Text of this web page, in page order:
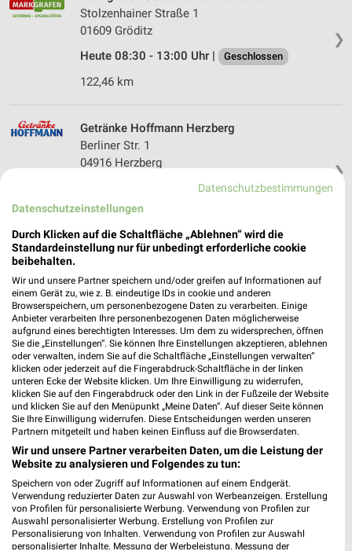
❯
Stolzenhainer Straße 1
01609 Gröditz
Heute 08:30 - 13:00 Uhr |
Geschlossen
122,46 km
❯
Getränke Hoffmann Herzberg
Berliner Str. 1
04916 Herzberg
Heute 09:00 - 18:00 Uhr | Geöffnet
92,23 km • Angebote: 1 Prospekt
Ernst-Thälmann-Str. 1 C
02991 Leippe-Torno
Heute 08:00 - 20:00 Uhr | Geöffnet
129,05 km
bilgro Getränke Lübben
An der Exerzierhalle 1
15907 Lübben
Heute 08:30 - 16:00 Uhr | Schließt in 57 Min.
71,95 km • Angebote: 1 Prospekt
Getränke Hoffmann Burg
Raiffeisenstr. 6
Datenschutzbestimmungen
Datenschutzeinstellungen
Durch Klicken auf die Schaltfläche „Ablehnen“ wird die
Standardeinstellung nur für unbedingt erforderliche cookie
beibehalten.
Wir und unsere Partner speichern und/oder greifen auf Informationen auf
einem Gerät zu, wie z. B. eindeutige IDs in cookie und anderen
Browserspeichern, um personenbezogene Daten zu verarbeiten. Einige
Anbieter verarbeiten Ihre personenbezogenen Daten möglicherweise
aufgrund eines berechtigten Interesses. Um dem zu widersprechen, öffnen
Sie die „Einstellungen“. Sie können Ihre Einstellungen akzeptieren, ablehnen
oder verwalten, indem Sie auf die Schaltfläche „Einstellungen verwalten“
klicken oder jederzeit auf die Fingerabdruck-Schaltfläche in der linken
unteren Ecke der Website klicken. Um Ihre Einwilligung zu widerrufen,
klicken Sie auf den Fingerabdruck oder den Link in der Fußzeile der Website
und klicken Sie auf den Menüpunkt „Meine Daten“. Auf dieser Seite können
Sie Ihre Einwilligung widerrufen. Diese Entscheidungen werden unseren
Partnern mitgeteilt und haben keinen Einfluss auf die Browserdaten.
Wir und unsere Partner verarbeiten Daten, um die Leistung der
Website zu analysieren und Folgendes zu tun:
Speichern von oder Zugriff auf Informationen auf einem Endgerät.
Verwendung reduzierter Daten zur Auswahl von Werbeanzeigen. Erstellung
von Profilen für personalisierte Werbung. Verwendung von Profilen zur
Auswahl personalisierter Werbung. Erstellung von Profilen zur
Personalisierung von Inhalten. Verwendung von Profilen zur Auswahl
personalisierter Inhalte. Messung der Werbeleistung. Messung der